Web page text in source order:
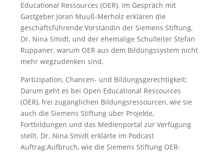
Educational Ressources (OER). Im Gespräch mit
Gastgeber Jöran Muuß-Merholz erklären die
geschäftsführende Vorständin der Siemens Stiftung,
Dr. Nina Smidt, und der ehemalige Schulleiter Stefan
Ruppaner, warum OER aus dem Bildungssystem nicht
mehr wegzudenken sind.
Partizipation, Chancen- und Bildungsgerechtigkeit:
Darum geht es bei Open Educational Ressources
(OER), frei zugänglichen Bildungsressourcen, wie sie
auch die Siemens Stiftung über Projekte,
Fortbildungen und das Medienportal zur Verfügung
stellt. Dr. Nina Smidt erklärte im Podcast
Auftrag:Aufbruch, wie die Siemens Stiftung OER-